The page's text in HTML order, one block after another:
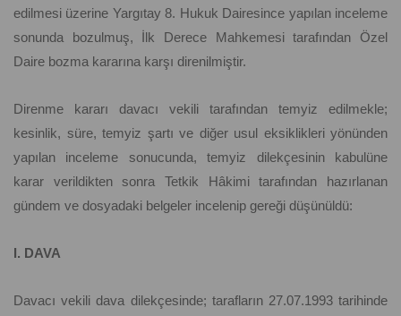
edilmesi üzerine Yargıtay 8. Hukuk Dairesince yapılan inceleme
sonunda bozulmuş, İlk Derece Mahkemesi tarafından Özel
Daire bozma kararına karşı direnilmiştir.
Direnme kararı davacı vekili tarafından temyiz edilmekle;
kesinlik, süre, temyiz şartı ve diğer usul eksiklikleri yönünden
yapılan inceleme sonucunda, temyiz dilekçesinin kabulüne
karar verildikten sonra Tetkik Hâkimi tarafından hazırlanan
gündem ve dosyadaki belgeler incelenip gereği düşünüldü:
I. DAVA
Davacı vekili dava dilekçesinde; tarafların 27.07.1993 tarihinde